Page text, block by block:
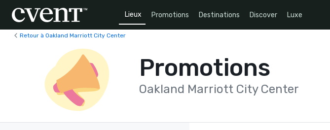
Lieux Promotions Destinations Discover Luxe
Retour à Oakland Marriott City Center
Promotions
Oakland Marriott City Center